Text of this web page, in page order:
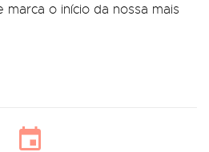
o início da nossa mais